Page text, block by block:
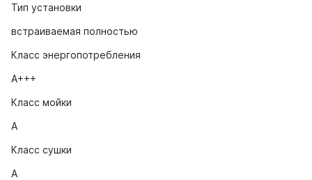
Тип установки
встраиваемая полностью
Класс энергопотребления
A+++
Класс мойки
A
Класс сушки
A